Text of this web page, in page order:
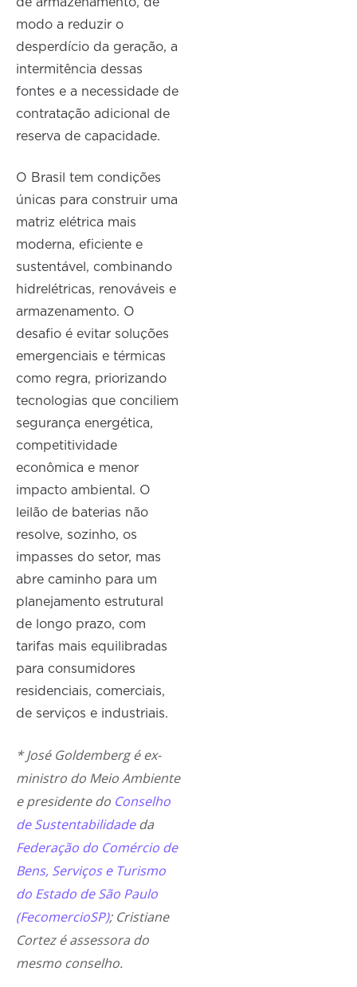
de armazenamento, de
modo a reduzir o
desperdício da geração, a
intermitência dessas
fontes e a necessidade de
contratação adicional de
reserva de capacidade.
O Brasil tem condições
únicas para construir uma
matriz elétrica mais
moderna, eficiente e
sustentável, combinando
hidrelétricas, renováveis e
armazenamento. O
desafio é evitar soluções
emergenciais e térmicas
como regra, priorizando
tecnologias que conciliem
segurança energética,
competitividade
econômica e menor
impacto ambiental. O
leilão de baterias não
resolve, sozinho, os
impasses do setor, mas
abre caminho para um
planejamento estrutural
de longo prazo, com
tarifas mais equilibradas
para consumidores
residenciais, comerciais,
de serviços e industriais.
* José Goldemberg é ex-
ministro do Meio Ambiente
e presidente do Conselho
de Sustentabilidadeda
Federação do Comércio de
Bens, Serviços e Turismo
do Estado de São Paulo
(FecomercioSP); Cristiane
Cortez é assessora do
mesmo conselho.